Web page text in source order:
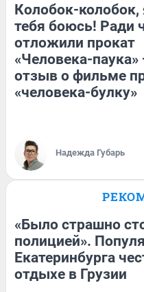
Колобок-колобок,
тебя боюсь! Ради
отложили прокат
«Человека-паука»
отзыв о фильме
«человека-булку»
Надежда Губарь
«Было страшно
полицией».
Екатеринбурга
отдыхе в Грузии